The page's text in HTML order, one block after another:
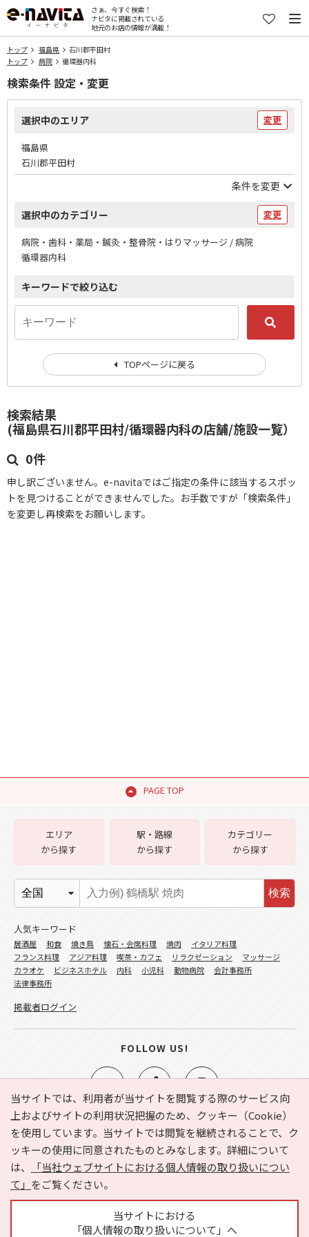
さぁ、今すぐ検索！
ナビタに掲載されている
地元のお店の情報が満載！
トップ 福島県
石川郡平田村
トップ
病院 循環器内科
検索結果
(福島県石川郡平田村/循環器内科の店舗/施設一覧）
0件
申し訳ございません。e-navitaではご指定の条件に該当するスポッ
トを見つけることができませんでした。お手数ですが「検索条件」
を変更し再検索をお願いします。
検索条件 設定・変更
選択中のエリア 変更
福島県
石川郡平田村
条件を変更
選択中のカテゴリー 変更
病院・歯科・薬局・鍼灸・整骨院・はりマッサージ / 病院
循環器内科
キーワードで絞り込む
TOPページに戻る
PAGE TOP
当サイトでは、利用者が当サイトを閲覧する際のサービス向
上およびサイトの利用状況把握のため、クッキー（Cookie）
を使用しています。当サイトでは閲覧を継続されることで、ク
ッキーの使用に同意されたものとみなします。詳細について
は、
「当社ウェブサイトにおける個人情報の取り扱いについ
て」 をご覧ください。
当サイトにおける
「個人情報の取り扱いについて」へ
e-NAVITA（イーナビタ）とは？ お気に入り
ヘルプ
利用規約
個人情報の取り扱いについて
運営会社
サイトマップ
広告掲載に関するお問い合わせ
エリア
から探す
駅・路線
から探す
カテゴリー
から探す
検索
人気キーワード
居酒屋 和食 焼き鳥 懐石・会席料理 焼肉
イタリア料理
フランス料理
アジア料理 喫茶・カフェ リラクゼーション
マッサージ
カラオケ
ビジネスホテル 内科 小児科 動物病院
会計事務所
法律事務所
掲載者ログイン
FOLLOW US!